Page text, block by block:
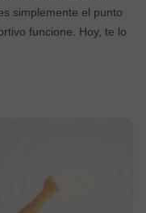
simplemente el punto
funcione. Hoy, te lo